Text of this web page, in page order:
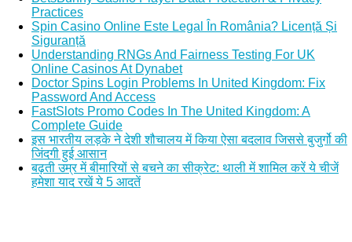
Practices
Spin Casino Online Este Legal În România? Licență Și
Siguranță
Understanding RNGs And Fairness Testing For UK
Online Casinos At Dynabet
Doctor Spins Login Problems In United Kingdom: Fix
Password And Access
FastSlots Promo Codes In The United Kingdom: A
Complete Guide
इस भारतीय लड़के ने देशी शौचालय में किया ऐसा बदलाव जिससे बुजुर्गो की
जिंदगी हुई आसान
बढ़ती उम्र में बीमारियों से बचने का सीक्रेट: थाली में शामिल करें ये चीजें
हमेशा याद रखें ये 5 आदतें